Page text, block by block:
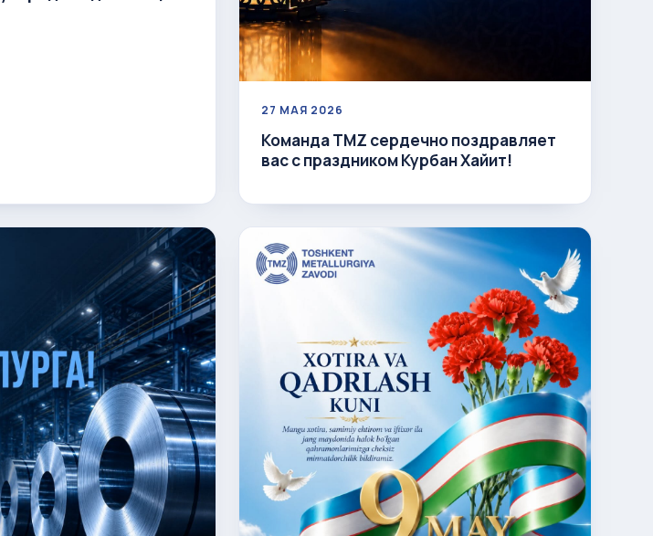
27 МАЯ 2026
Команда TMZ сердечно поздравляет
вас с праздником Курбан Хайит!